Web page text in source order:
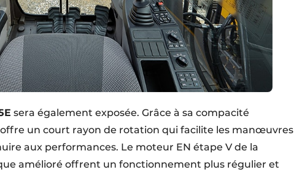
sera également exposée. Grâce à sa compacité
un court rayon de rotation qui facilite les manœuvres
aux performances. Le moteur EN étape V de la
amélioré offrent un fonctionnement plus régulier et